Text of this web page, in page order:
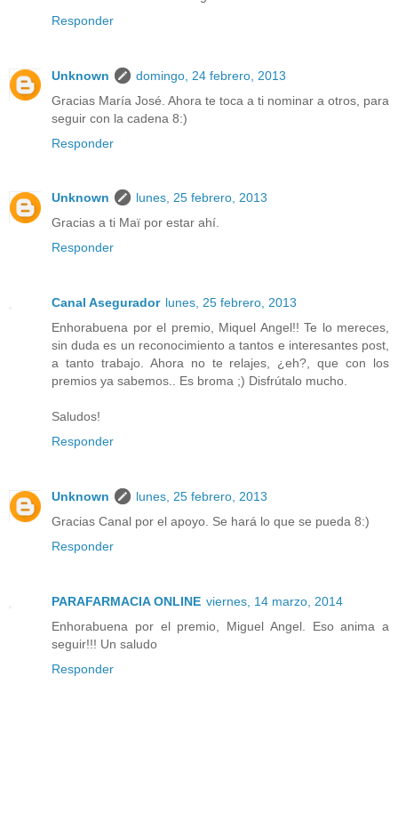
Responder
Unknown
domingo, 24 febrero, 2013
Gracias María José. Ahora te toca a ti nominar a otros, para
seguir con la cadena 8:)
Responder
Unknown
lunes, 25 febrero, 2013
Gracias a ti Maï por estar ahí.
Responder
Canal Asegurador lunes, 25 febrero, 2013
Enhorabuena por el premio, Miquel Angel!! Te lo mereces,
sin duda es un reconocimiento a tantos e interesantes post,
a tanto trabajo. Ahora no te relajes, ¿eh?, que con los
premios ya sabemos.. Es broma ;) Disfrútalo mucho.
Saludos!
Responder
Unknown
lunes, 25 febrero, 2013
Gracias Canal por el apoyo. Se hará lo que se pueda 8:)
Responder
PARAFARMACIA ONLINE viernes, 14 marzo, 2014
Enhorabuena por el premio, Miguel Angel. Eso anima a
seguir!!! Un saludo
Responder